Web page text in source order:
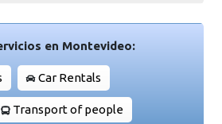
en Montevideo:
Car Rentals
Transport of people